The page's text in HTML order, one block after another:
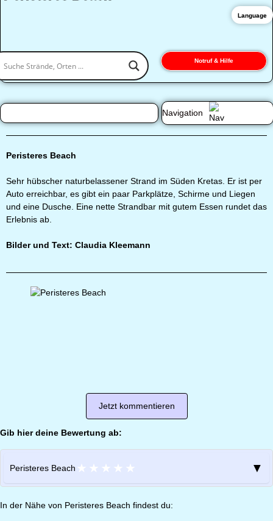
Notruf & Hilfe
Navigation
Peristeres Beach
Sehr hübscher naturbelassener Strand im Süden Kretas. Er ist per
Auto erreichbar, es gibt ein paar Parkplätze, Schirme und Liegen
und eine Dusche. Eine nette Strandbar mit gutem Essen rundet das
Erlebnis ab.
Bilder und Text: Claudia Kleemann
Jetzt kommentieren
Gib hier deine Bewertung ab:
Peristeres Beach ★ ★ ★ ★ ★ ▼
In der Nähe von Peristeres Beach findest du:
Language